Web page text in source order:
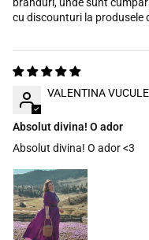
cu discounturi la produsele
VALENTINA
Absolut divina! O ador
Absolut divina! O ador <3